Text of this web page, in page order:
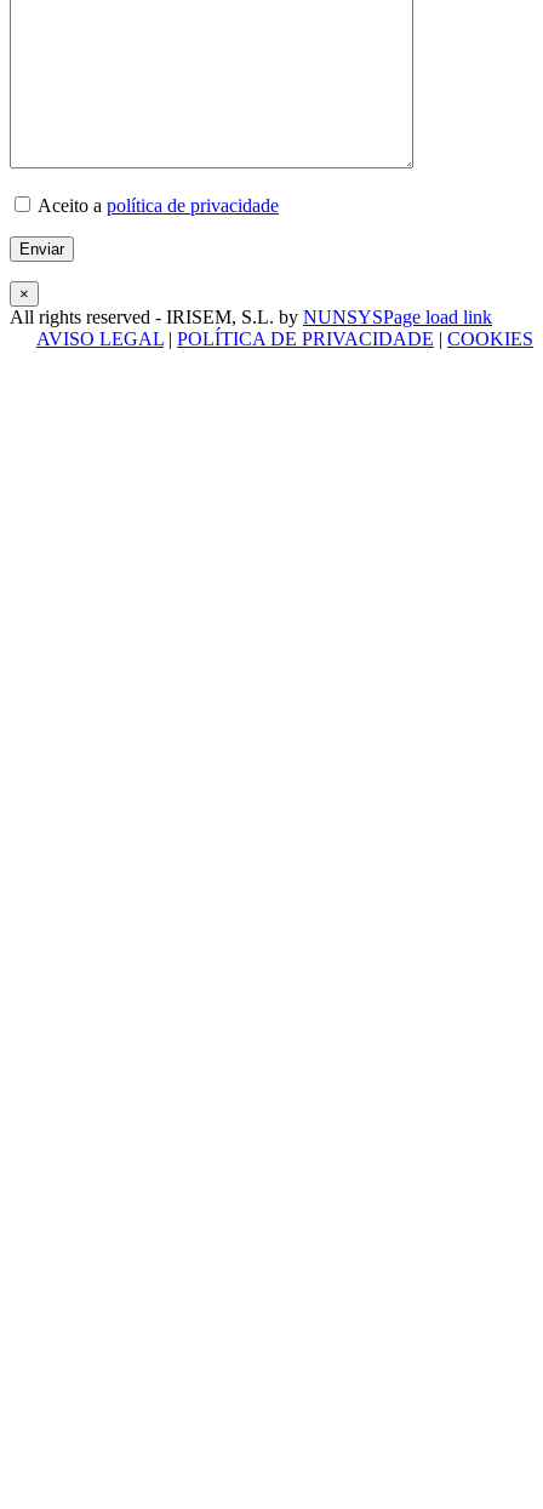
Aceito a política de privacidade
×
All rights reserved - IRISEM, S.L. by NUNSYS
AVISO LEGAL | POLÍTICA DE PRIVACIDADE | COOKIES
Page load link